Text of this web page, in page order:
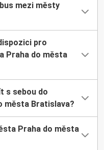
mezi městy
pro
Praha do města
s sebou do
města Bratislava?
Praha do města